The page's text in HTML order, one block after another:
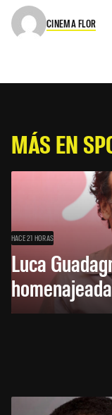
CINEMA FLOR
MÁS EN
HACE 21 HORAS
Luca